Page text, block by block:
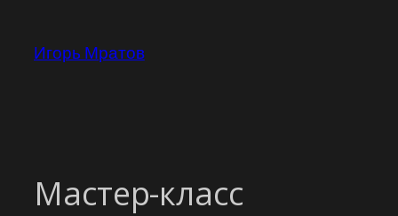
содержимому
Игорь Мратов
Мастер-класс